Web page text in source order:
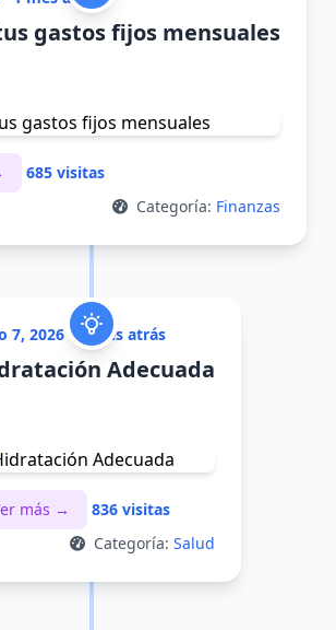
gastos fijos mensuales
685 visitas
Categoría: Finanzas
7, 2026 • 1 mes atrás
Adecuada
más →
836 visitas
Categoría: Salud